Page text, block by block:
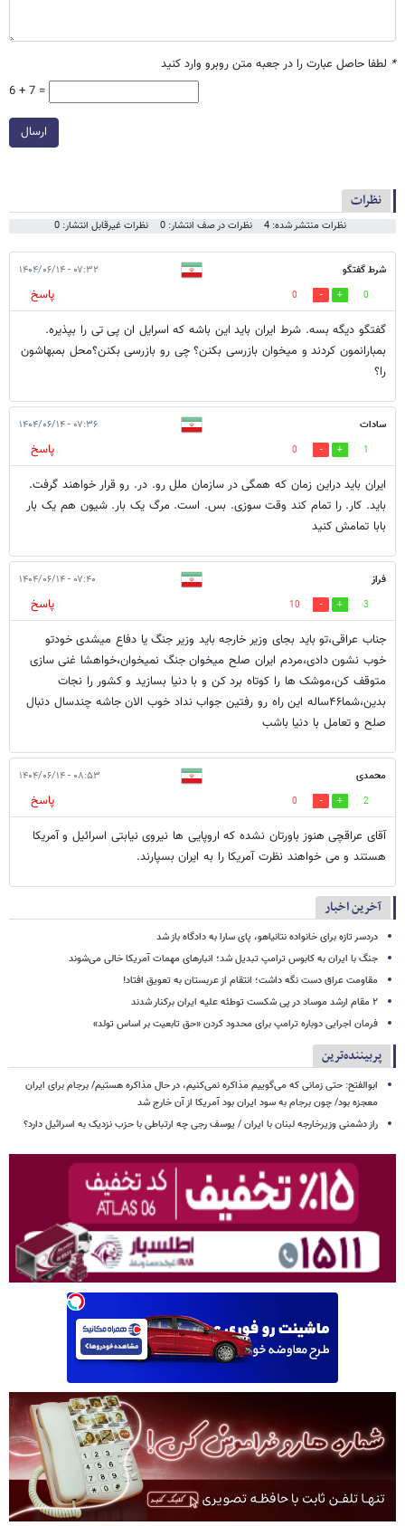
* لطفا حاصل عبارت را در جعبه متن روبرو وارد کنید
6 + 7 =
ارسال
نظرات
نظرات منتشر شده: 4 نظرات در صف انتشار: 0 نظرات غیرقابل انتشار: 0
شرط گفتگو ۰۷:۳۲ - ۱۴۰۴/۰۶/۱۴
0
0
پاسخ
گفتگو دیگه بسه. شرط ایران باید این باشه که اسرایل ان پی تی را بپذیره.
بمبارانمون کردند و میخوان بازرسی بکنن؟ چی رو بازرسی بکنن؟محل بمبهاشون
را؟
سادات ۰۷:۳۶ - ۱۴۰۴/۰۶/۱۴
1
0
پاسخ
ایران باید دراین زمان که همگی در سازمان ملل رو. در. رو قرار خواهند گرفت.
باید. کار. را تمام کند وقت سوزی. بس. است. مرگ یک بار. شیون هم یک بار
بابا تمامش کنید
فراز ۰۷:۴۰ - ۱۴۰۴/۰۶/۱۴
3
10
پاسخ
جناب عراقی،تو باید بجای وزیر خارجه باید وزیر جنگ یا دفاع میشدی خودتو
خوب نشون دادی،مردم ایران صلح میخوان جنگ نمیخوان،خواهشا غنی سازی
متوقف کن،موشک ها را کوتاه برد کن و با دنیا بسازید و کشور را نجات
بدین،شما۴۶ساله این راه رو رفتین جواب نداد خوب الان جاشه چندسال دنبال
صلح و تعامل با دنیا باشب
محمدی ۰۸:۵۳ - ۱۴۰۴/۰۶/۱۴
2
0
پاسخ
آقای عراقچی هنوز باورتان نشده که اروپایی ها نیروی نیابتی اسرائیل و آمریکا
هستند و می خواهند نظرت آمریکا را به ایران بسپارند.
آخرین اخبار
دردسر تازه برای خانواده نتانیاهو، پای سارا به دادگاه باز شد
جنگ با ایران به کابوس ترامپ تبدیل شد؛ انبارهای مهمات آمریکا خالی می‌شوند
مقاومت عراق دست نگه داشت؛ انتقام از عربستان به تعویق افتاد!
۲ مقام‌ ارشد موساد در پی شکست توطئه علیه ایران برکنار شدند
فرمان اجرایی دوباره ترامپ برای محدود کردن «حق تابعیت بر اساس تولد»
پربیننده‌ترین
ابوالفتح: حتی زمانی که می‌گوییم مذاکره نمی‌کنیم، در حال مذاکره هستیم/ برجام برای ایران
معجزه بود/ چون برجام به سود ایران بود آمریکا از آن خارج شد
راز دشمنی وزیرخارجه لبنان با ایران / یوسف رجی چه ارتباطی با حزب نزدیک به اسرائیل دارد؟